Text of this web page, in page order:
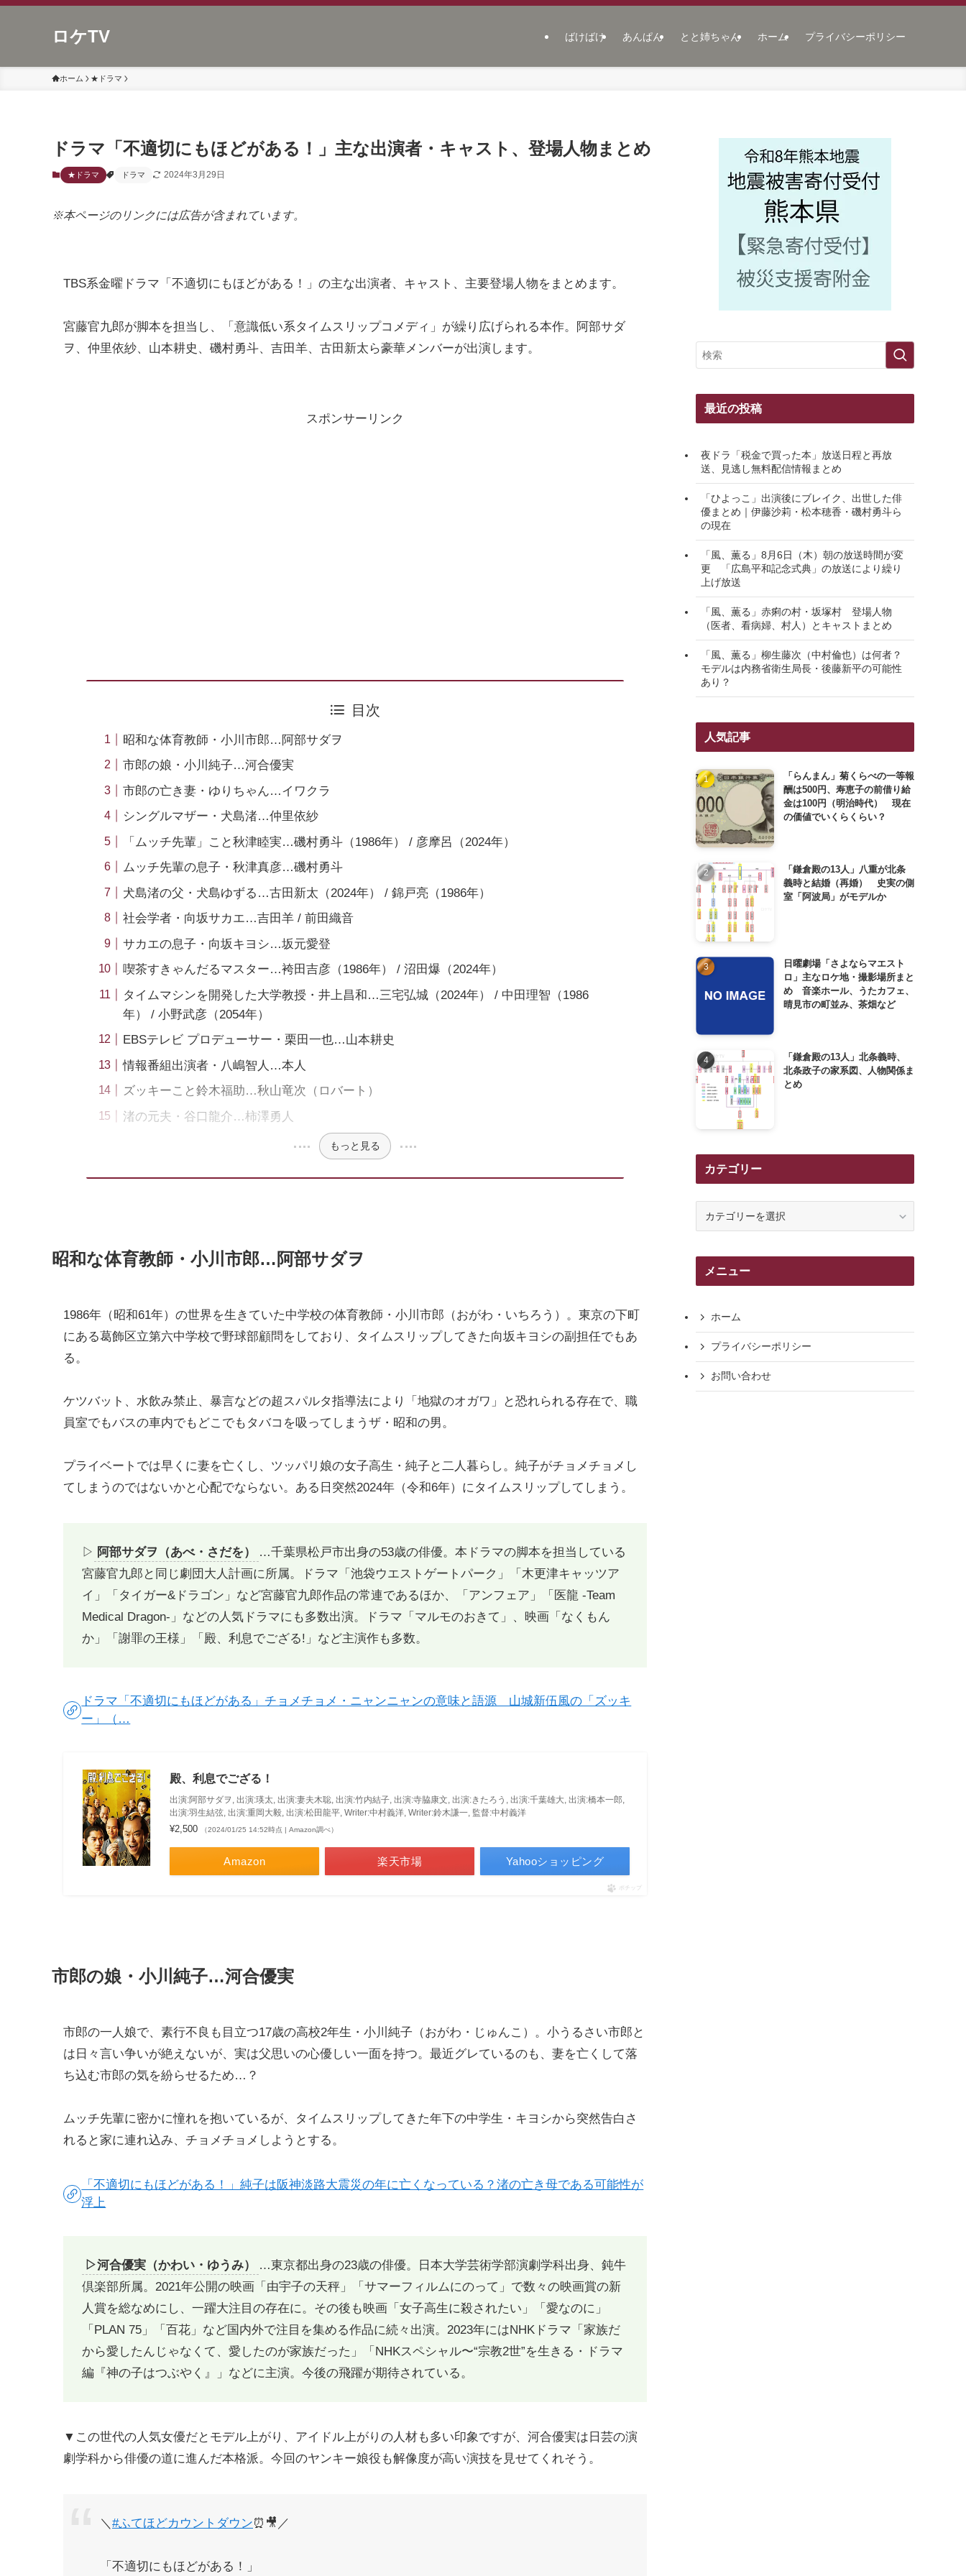
ロケTV ばけばけ あんぱん とと姉ちゃん ホーム プライバシーポリシー
ホーム ★ドラマ
ドラマ「不適切にもほどがある！」主な出演者・キャスト、登場人物まとめ
★ドラマ ドラマ 2024年3月29日
※本ページのリンクには広告が含まれています。
TBS系金曜ドラマ「不適切にもほどがある！」の主な出演者、キャスト、主要登場人物をまとめます。
宮藤官九郎が脚本を担当し、「意識低い系タイムスリップコメディ」が繰り広げられる本作。阿部サダ
ヲ、仲里依紗、山本耕史、磯村勇斗、吉田羊、古田新太ら豪華メンバーが出演します。
スポンサーリンク
目次
昭和な体育教師・小川市郎…阿部サダヲ
市郎の娘・小川純子…河合優実
市郎の亡き妻・ゆりちゃん…イワクラ
シングルマザー・犬島渚…仲里依紗
「ムッチ先輩」こと秋津睦実…磯村勇斗（1986年） / 彦摩呂（2024年）
ムッチ先輩の息子・秋津真彦…磯村勇斗
犬島渚の父・犬島ゆずる…古田新太（2024年） / 錦戸亮（1986年）
社会学者・向坂サカエ…吉田羊 / 前田織音
サカエの息子・向坂キヨシ…坂元愛登
喫茶すきゃんだるマスター…袴田吉彦（1986年） / 沼田爆（2024年）
タイムマシンを開発した大学教授・井上昌和…三宅弘城（2024年） / 中田理智（1986
年） / 小野武彦（2054年）
EBSテレビ プロデューサー・栗田一也…山本耕史
情報番組出演者・八嶋智人…本人
ズッキーこと鈴木福助…秋山竜次（ロバート）
渚の元夫・谷口龍介…柿澤勇人
もっと見る
昭和な体育教師・小川市郎…阿部サダヲ
1986年（昭和61年）の世界を生きていた中学校の体育教師・小川市郎（おがわ・いちろう）。東京の下町
にある葛飾区立第六中学校で野球部顧問をしており、タイムスリップしてきた向坂キヨシの副担任でもあ
る。
ケツバット、水飲み禁止、暴言などの超スパルタ指導法により「地獄のオガワ」と恐れられる存在で、職
員室でもバスの車内でもどこでもタバコを吸ってしまうザ・昭和の男。
プライベートでは早くに妻を亡くし、ツッパリ娘の女子高生・純子と二人暮らし。純子がチョメチョメし
てしまうのではないかと心配でならない。ある日突然2024年（令和6年）にタイムスリップしてしまう。
▷ 阿部サダヲ（あべ・さだを）
…千葉県松戸市出身の53歳の俳優。本ドラマの脚本を担当している
宮藤官九郎と同じ劇団大人計画に所属。ドラマ「池袋ウエストゲートパーク」「木更津キャッツア
イ」「タイガー&ドラゴン」など宮藤官九郎作品の常連であるほか、「アンフェア」「医龍 -Team
Medical Dragon-」などの人気ドラマにも多数出演。ドラマ「マルモのおきて」、映画「なくもん
か」「謝罪の王様」「殿、利息でござる!」など主演作も多数。
ドラマ「不適切にもほどがある」チョメチョメ・ニャンニャンの意味と語源 山城新伍風の「ズッキ
ー」（…
殿、利息でござる！
出演:阿部サダヲ, 出演:瑛太, 出演:妻夫木聡, 出演:竹内結子, 出演:寺脇康文, 出演:きたろう, 出演:千葉雄大, 出演:橋本一郎,
出演:羽生結弦, 出演:重岡大毅, 出演:松田龍平, Writer:中村義洋, Writer:鈴木謙一, 監督:中村義洋
¥2,500 （2024/01/25 14:52時点 | Amazon調べ）
Amazon 楽天市場 Yahooショッピング
ポチップ
市郎の娘・小川純子…河合優実
市郎の一人娘で、素行不良も目立つ17歳の高校2年生・小川純子（おがわ・じゅんこ）。小うるさい市郎と
は日々言い争いが絶えないが、実は父思いの心優しい一面を持つ。最近グレているのも、妻を亡くして落
ち込む市郎の気を紛らせるため…？
ムッチ先輩に密かに憧れを抱いているが、タイムスリップしてきた年下の中学生・キヨシから突然告白さ
れると家に連れ込み、チョメチョメしようとする。
「不適切にもほどがある！」純子は阪神淡路大震災の年に亡くなっている？渚の亡き母である可能性が
浮上
▷河合優実（かわい・ゆうみ）
…東京都出身の23歳の俳優。日本大学芸術学部演劇学科出身、鈍牛
倶楽部所属。2021年公開の映画「由宇子の天秤」「サマーフィルムにのって」で数々の映画賞の新
人賞を総なめにし、一躍大注目の存在に。その後も映画「女子高生に殺されたい」「愛なのに」
「PLAN 75」「百花」など国内外で注目を集める作品に続々出演。2023年にはNHKドラマ「家族だ
から愛したんじゃなくて、愛したのが家族だった」「NHKスペシャル〜“宗教2世”を生きる・ドラマ
編『神の子はつぶやく』」などに主演。今後の飛躍が期待されている。
▼この世代の人気女優だとモデル上がり、アイドル上がりの人材も多い印象ですが、河合優実は日芸の演
劇学科から俳優の道に進んだ本格派。今回のヤンキー娘役も解像度が高い演技を見せてくれそう。
＼ #ふてほどカウントダウン⏰🎥／
「不適切にもほどがある！」
最近の投稿
夜ドラ「税金で買った本」放送日程と再放
送、見逃し無料配信情報まとめ
「ひよっこ」出演後にブレイク、出世した俳
優まとめ｜伊藤沙莉・松本穂香・磯村勇斗ら
の現在
「風、薫る」8月6日（木）朝の放送時間が変
更 「広島平和記念式典」の放送により繰り
上げ放送
「風、薫る」赤痢の村・坂塚村 登場人物
（医者、看病婦、村人）とキャストまとめ
「風、薫る」柳生藤次（中村倫也）は何者？
モデルは内務省衛生局長・後藤新平の可能性
あり？
人気記事
「らんまん」菊くらべの一等報
酬は500円、寿恵子の前借り給
金は100円（明治時代） 現在
の価値でいくらくらい？
「鎌倉殿の13人」八重が北条
義時と結婚（再婚） 史実の側
室「阿波局」がモデルか
日曜劇場「さよならマエスト
ロ」主なロケ地・撮影場所まと
め 音楽ホール、うたカフェ、
晴見市の町並み、茶畑など
「鎌倉殿の13人」北条義時、
北条政子の家系図、人物関係ま
とめ
カテゴリー
リ
メニュー
ホーム
プライバシーポリシー
お問い合わせ